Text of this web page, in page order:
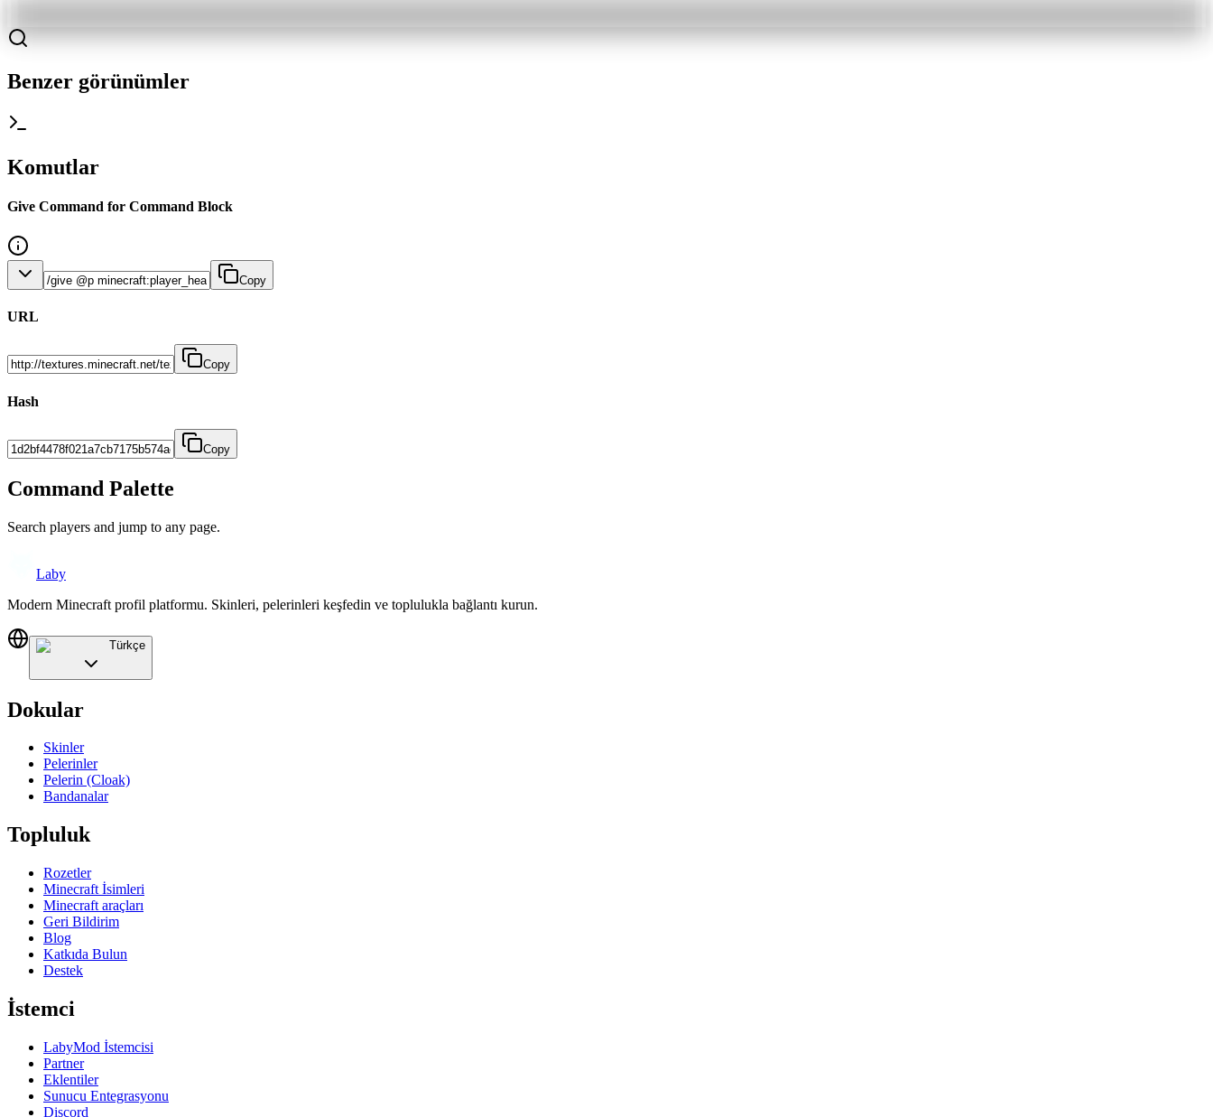
Benzer görünümler
Komutlar
Give Command for Command Block
Copy
URL
Copy
Hash
Copy
Command Palette
Search players and jump to any page.
Laby
Modern Minecraft profil platformu. Skinleri, pelerinleri keşfedin ve toplulukla bağlantı kurun.
Türkçe
Dokular
Skinler
Pelerinler
Pelerin (Cloak)
Bandanalar
Topluluk
Rozetler
Minecraft İsimleri
Minecraft araçları
Geri Bildirim
Blog
Katkıda Bulun
Destek
İstemci
LabyMod İstemcisi
Partner
Eklentiler
Sunucu Entegrasyonu
Discord